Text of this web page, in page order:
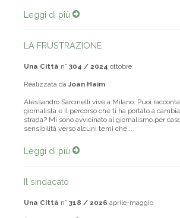
Leggi di più
LA FRUSTRAZIONE
Una Città n° 304 / 2024 ottobre
Realizzata da Joan Haim
Alessandro Sarcinelli vive a Milano. Puoi
giornalista e il percorso che ti ha portato a
strada? Mi sono avvicinato al giornalismo per
sensibilità verso alcuni temi che...
Leggi di più
Il sindacato
Una Città n° 318 / 2026 aprile-maggio